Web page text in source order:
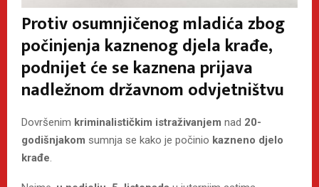
Protiv osumnjičenog mladića zbog
počinjenja kaznenog djela krađe,
podnijet će se kaznena prijava
nadležnom državnom odvjetništvu
Dovršenim kriminalističkim istraživanjem nad 20-
godišnjakom sumnja se kako je počinio kazneno djelo
krađe.